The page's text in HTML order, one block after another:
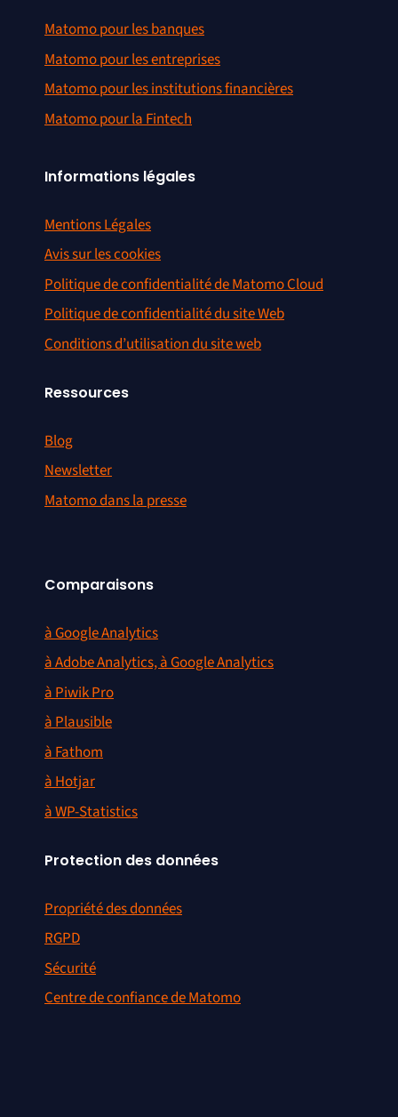
Matomo pour les banques
Matomo pour les entreprises
Matomo pour les institutions financières
Matomo pour la Fintech
Informations légales
Mentions Légales
Avis sur les cookies
Politique de confidentialité de Matomo Cloud
Politique de confidentialité du site Web
Conditions d’utilisation du site web
Ressources
Blog
Newsletter
Matomo dans la presse
Comparaisons
à Google Analytics
à Adobe Analytics, à Google Analytics
à Piwik Pro
à Plausible
à Fathom
à Hotjar
à WP-Statistics
Protection des données
Propriété des données
RGPD
Sécurité
Centre de confiance de Matomo